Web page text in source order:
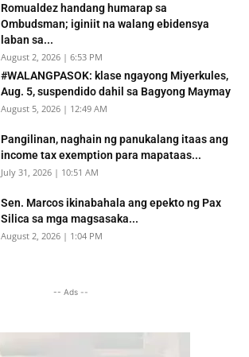
Romualdez handang humarap sa
Ombudsman; iginiit na walang ebidensya
laban sa...
August 2, 2026 | 6:53 PM
#WALANGPASOK: klase ngayong Miyerkules,
Aug. 5, suspendido dahil sa Bagyong Maymay
August 5, 2026 | 12:49 AM
Pangilinan, naghain ng panukalang itaas ang
income tax exemption para mapataas...
July 31, 2026 | 10:51 AM
Sen. Marcos ikinabahala ang epekto ng Pax
Silica sa mga magsasaka...
August 2, 2026 | 1:04 PM
-- Ads --